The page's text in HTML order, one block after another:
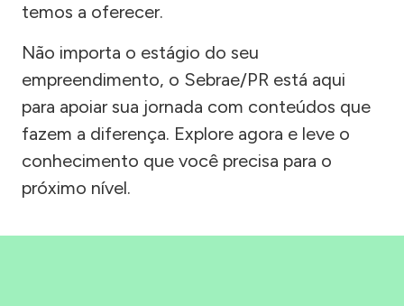
temos a oferecer.
Não importa o estágio do seu
empreendimento, o Sebrae/PR está aqui
para apoiar sua jornada com conteúdos que
fazem a diferença. Explore agora e leve o
conhecimento que você precisa para o
próximo nível.